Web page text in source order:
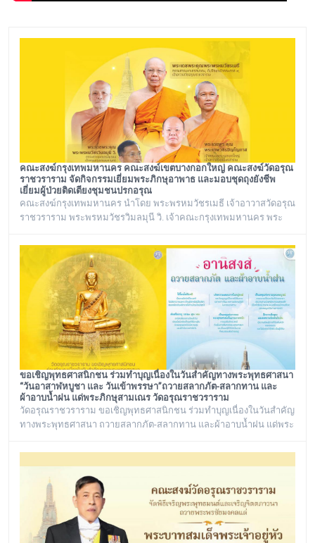
คณะสงฆ์กรุงเทพมหานคร คณะสงฆ์เขตบางกอกใหญ่ คณะสงฆ์วัดอรุณ
ราชวราราม จัดกิจกรรมเยี่ยมพระภิกษุอาพาธ และมอบชุดถุงยังชีพ
เยี่ยมผู้ป่วยติดเตียงชุมชนปรกอรุณ
คณะสงฆ์กรุงเทพมหานคร นำโดย พระพรหมวัชรเมธี เจ้าอาวาสวัดอรุณ
ราชวราราม พระพรหมวัชรวิมลมุนี วิ. เจ้าคณะกรุงเทพมหานคร พระ
และ พระราชวชิรรัตนาภรณ์ ดร. (ชุมพร นิติสาโร) เจ้าคณะแขวงวัด
อรุณ, รองวัดอรุณราชวราราม นายเกียรติวิสุทธิ์ เพ็ชรหมื่นไวย ผู้อำนวย
การเขตบางกอกใหญ่ จัดโครงการเยี่ยมพระภิกษุอาพาธในเขต
บางกอกใหญ่ และเยี่ยม/มอบถุงยัง
ขอเชิญพุทธศาสนิกชน ร่วมทำบุญเนื่องในวันสำคัญทางพระพุทธศาสนา
“วันอาสาฬหบูชา และ วันเข้าพรรษา”ถวายสลากภัต-สลากทาน และ
ผ้าอาบน้ำฝน แด่พระภิกษุสามเณร วัดอรุณราชวราราม
วัดอรุณราชวราราม ขอเชิญพุทธศาสนิกชน ร่วมทำบุญเนื่องในวันสำคัญ
ทางพระพุทธศาสนา ถวายสลากภัต-สลากทาน และผ้าอาบน้ำฝน แด่พระ
พ.ศ. ๒๕๖๙ เวลา ๑๒.๐๐ น. ณ พระวิหาร วัดอรุณราชวราราม
กรุงเทพมหานคร